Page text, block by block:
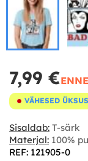
7,99 €
VÄHESED
Sisaldab: T-särk
Materjal: 100%
REF: 121905-0